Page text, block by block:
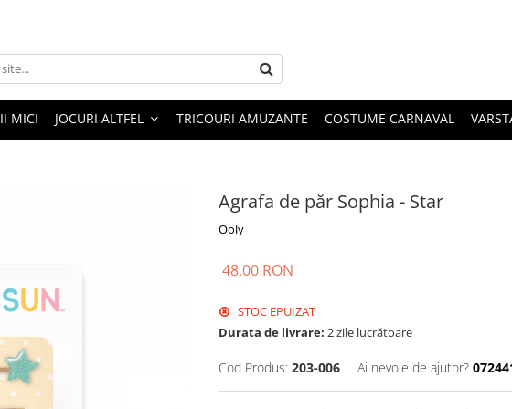
MICI JOCURI ALTFEL TRICOURI AMUZANTE COSTUME CARNAVAL
Agrafa de păr Sophia - Star
Ooly
48,00 RON
STOC EPUIZAT
Durata de livrare: 2 zile lucrătoare
Cod Produs: 203-006 Ai nevoie de ajutor?